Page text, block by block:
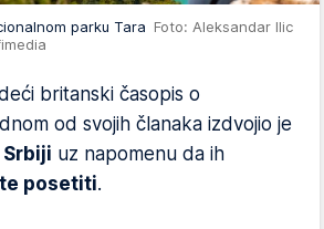
parku Tara Foto: Aleksandar Ilic
britanski časopis o
od svojih članaka izdvojio je
uz napomenu da ih
posetiti.